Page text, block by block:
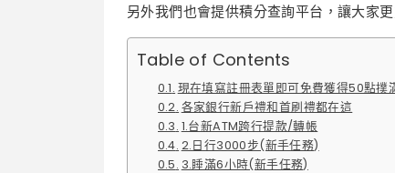
另外我們也會提供積分查詢平台，讓大家
Table of Contents
現在填寫註冊表單即可免費獲得50點撲
各家銀行新戶禮和首刷禮都在這
1.台新ATM跨行提款/轉帳
2.日行3000步(新手任務)
3.睡滿6小時(新手任務)